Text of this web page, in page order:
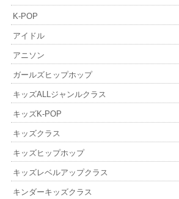
K-POP
アイドル
アニソン
ガールズヒップホップ
キッズALLジャンルクラス
キッズK-POP
キッズクラス
キッズヒップホップ
キッズレベルアップクラス
キンダーキッズクラス